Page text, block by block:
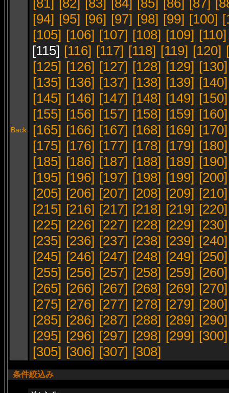
Back
[81] [82] [83] [84] [85] [86] [87]
[94] [95] [96] [97] [98] [99] [100]
[105] [106] [107] [108] [109] [110]
[115] [116] [117] [118] [119] [120]
[125] [126] [127] [128] [129] [130]
[135] [136] [137] [138] [139] [140]
[145] [146] [147] [148] [149] [150]
[155] [156] [157] [158] [159] [160]
[165] [166] [167] [168] [169] [170]
[175] [176] [177] [178] [179] [180]
[185] [186] [187] [188] [189] [190]
[195] [196] [197] [198] [199] [200]
[205] [206] [207] [208] [209] [210]
[215] [216] [217] [218] [219] [220]
[225] [226] [227] [228] [229] [230]
[235] [236] [237] [238] [239] [240]
[245] [246] [247] [248] [249] [250]
[255] [256] [257] [258] [259] [260]
[265] [266] [267] [268] [269] [270]
[275] [276] [277] [278] [279] [280]
[285] [286] [287] [288] [289] [290]
[295] [296] [297] [298] [299] [300]
[305] [306] [307] [308]
条件絞込み